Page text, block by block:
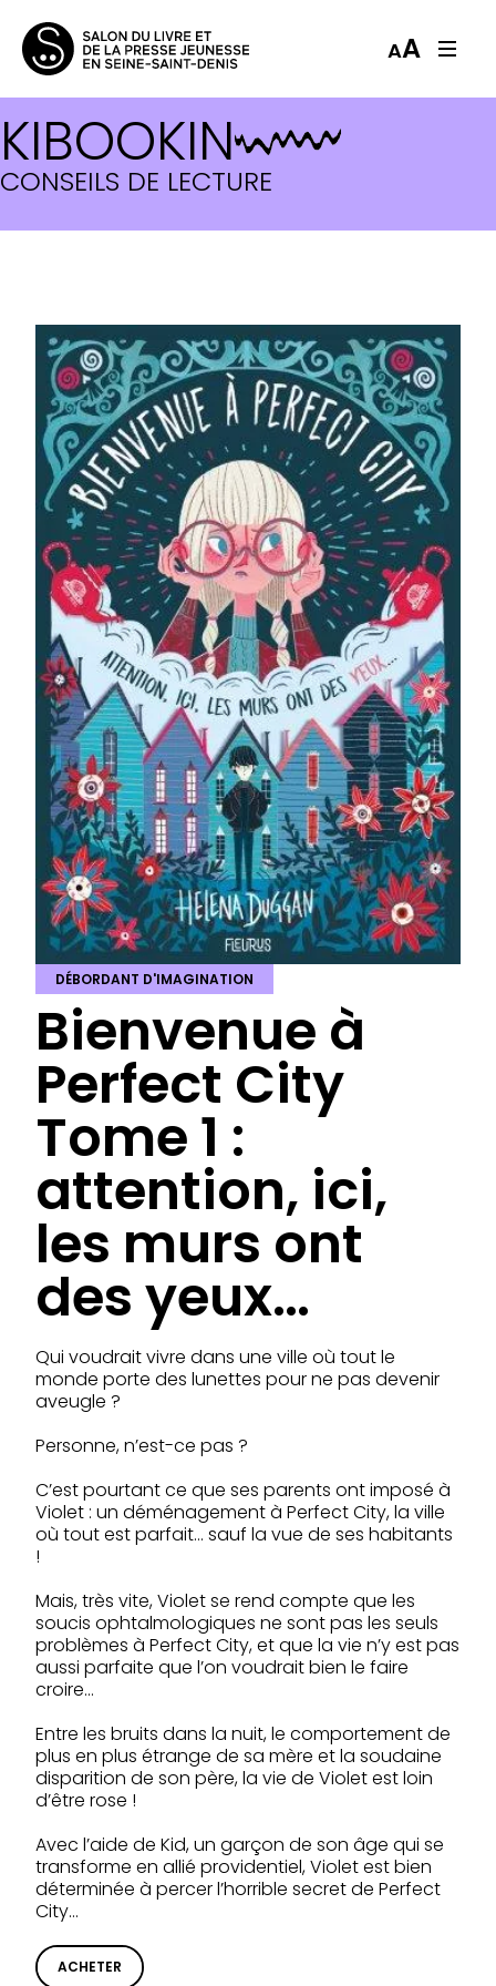
AA
KIBOOKIN
CONSEILS DE LECTURE
DÉBORDANT D'IMAGINATION
Bienvenue à
Perfect City
Tome 1 :
attention, ici,
les murs ont
des yeux…
Qui voudrait vivre dans une ville où tout le
monde porte des lunettes pour ne pas devenir
aveugle ?
Personne, n’est-ce pas ?
C’est pourtant ce que ses parents ont imposé à
Violet : un déménagement à Perfect City, la ville
où tout est parfait… sauf la vue de ses habitants
!
Mais, très vite, Violet se rend compte que les
soucis ophtalmologiques ne sont pas les seuls
problèmes à Perfect City, et que la vie n’y est pas
aussi parfaite que l’on voudrait bien le faire
croire…
Entre les bruits dans la nuit, le comportement de
plus en plus étrange de sa mère et la soudaine
disparition de son père, la vie de Violet est loin
d’être rose !
Avec l’aide de Kid, un garçon de son âge qui se
transforme en allié providentiel, Violet est bien
déterminée à percer l’horrible secret de Perfect
City…
ACHETER